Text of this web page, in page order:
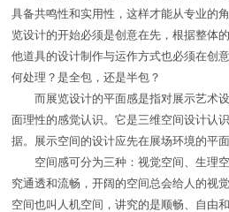
具备共鸣性和实用性，这样才能从专业的
览设计的开始必须是创意在先，根据整体
他道具的设计制作与运作方式也必须在创
何处理？是全包，还是半包？
而展览设计的平面感是指对展示艺术设
面理性的感觉认识。它是三维空间设计认
据。展示空间的设计应先在展场环境的平
空间感可分为三种：视觉空间、生理空
究通透和流畅，开阔的空间总会给人的视
空间也叫人机空间，讲究的是顺畅、自由